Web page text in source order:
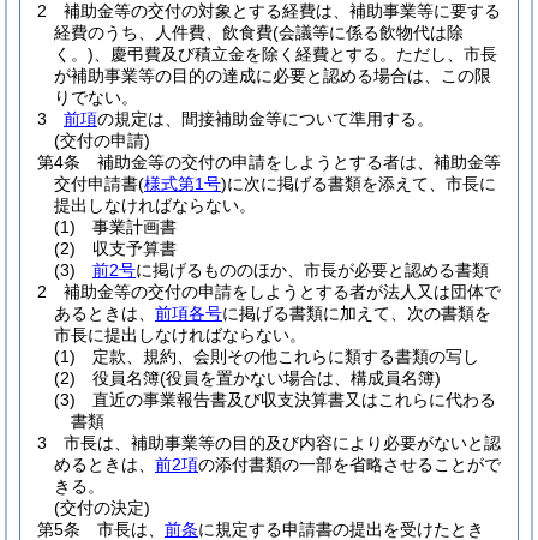
2
補助金等の交付の対象とする経費は、補助事業等に要する
経費のうち、人件費、飲食費(会議等に係る飲物代は除
く。) 、慶弔費及び積立金を除く経費とする。 ただし、市長
が補助事業等の目的の達成に必要と認める場合は、この限
りでない。
3
前項の規定は、間接補助金等について準用する。
(交付の申請)
第4条
補助金等の交付の申請をしようとする者は、補助金等
交付申請書(様式第1号)に次に掲げる書類を添えて、市長に
提出しなければならない。
(1)
事業計画書
(2)
収支予算書
(3)
前2号に掲げるもののほか、市長が必要と認める書類
2
補助金等の交付の申請をしようとする者が法人又は団体で
あるときは、 前項各号に掲げる書類に加えて、次の書類を
市長に提出しなければならない。
(1)
定款、規約、会則その他これらに類する書類の写し
(2)
役員名簿(役員を置かない場合は、構成員名簿)
(3)
直近の事業報告書及び収支決算書又はこれらに代わる
書類
3
市長は、補助事業等の目的及び内容により必要がないと認
めるときは、 前2項の添付書類の一部を省略させることがで
きる。
(交付の決定)
第5条
市長は、 前条に規定する申請書の提出を受けたとき